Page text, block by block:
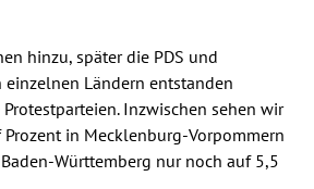
hinzu, später die PDS und
einzelnen Ländern entstanden
Inzwischen sehen wir
Prozent in Mecklenburg-Vorpommern
Württemberg nur noch auf 5,5